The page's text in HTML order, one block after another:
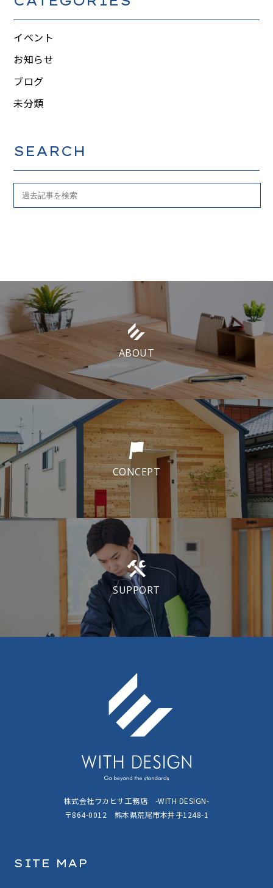
イベント
お知らせ
ブログ
未分類
SEARCH
ABOUT
CONCEPT
SUPPORT
株式会社ワカヒサ工務店 -WITH DESIGN-
〒864-0012 熊本県荒尾市本井手1248-1
SITE MAP